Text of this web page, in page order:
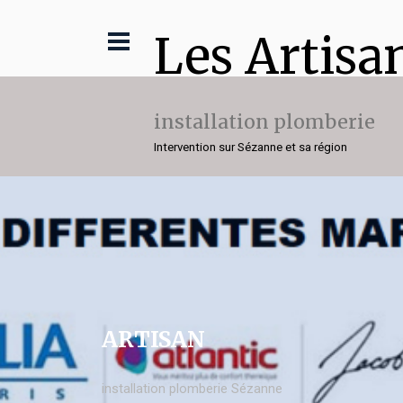
Les
installation plomberie
Intervention sur Sézanne et sa région
ARTISAN
installation plomberie Sézanne